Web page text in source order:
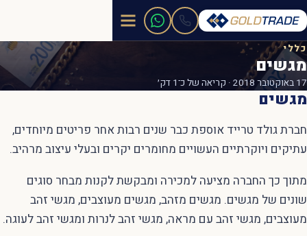
כללי
מגשים
17 באוקטובר 2018 · קריאה של כ־1 דק׳
מגשים
חברת גולד טרייד אוספת כבר שנים רבות אחר פריטים מיוחדים,
עתיקים ויוקרתיים העשויים מחומרים יקרים ובעלי עיצוב מרהיב.
מתוך כך החברה מציעה למכירה ומבקשת לקנות מבחר סוגים
שונים של מגשים. מגשים מזהב, מגשים מעוצבים, מגשי זהב
מעוצבים, מגשי זהב עם מראה, מגשי זהב לנרות ומגשי זהב לעוגה.